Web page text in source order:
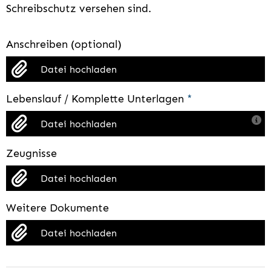
Schreibschutz versehen sind.
Anschreiben (optional)
Datei hochladen
Lebenslauf / Komplette Unterlagen *
Datei hochladen
Zeugnisse
Datei hochladen
Weitere Dokumente
Datei hochladen